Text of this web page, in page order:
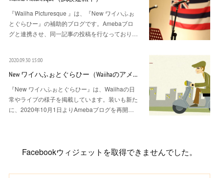
『Waiiha Picturesque 』は、『New ワイハふぉ
とぐらひー』の補助的ブログです。Amebaブロ
グと連携させ、同一記事の投稿を行なっており…
2020.09.30 15:00
New ワイハふぉとぐらひー（Waiihaのアメ…
『New ワイハふぉとぐらひー』は、Waiihaの日
常やライブの様子を掲載しています。装いも新た
に、2020年10月1日よりAmebaブログを再開…
Facebookウィジェットを取得できませんでした。